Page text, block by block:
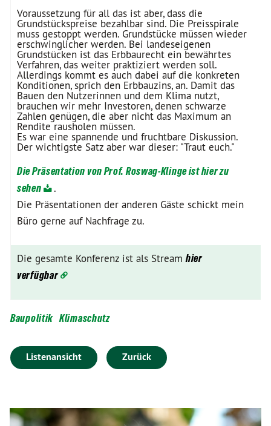
Voraussetzung für all das ist aber, dass die
Grundstückspreise bezahlbar sind. Die Preisspirale
muss gestoppt werden. Grundstücke müssen wieder
erschwinglicher werden. Bei landeseigenen
Grundstücken ist das Erbbaurecht ein bewährtes
Verfahren, das weiter praktiziert werden soll.
Allerdings kommt es auch dabei auf die konkreten
Konditionen, sprich den Erbbauzins, an. Damit das
Bauen den Nutzerinnen und dem Klima nutzt,
brauchen wir mehr Investoren, denen schwarze
Zahlen genügen, die aber nicht das Maximum an
Rendite rausholen müssen.
Es war eine spannende und fruchtbare Diskussion.
Der wichtigste Satz aber war dieser: "Traut euch."
Die Präsentation von Prof. Roswag-Klinge ist hier zu
sehen
.
Die Präsentationen der anderen Gäste schickt mein
Büro gerne auf Nachfrage zu.
Die gesamte Konferenz ist als Streamhier
verfügbar
Baupolitik Klimaschutz
Listenansicht Zurück